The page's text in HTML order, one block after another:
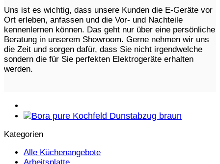
Uns ist es wichtig, dass unsere Kunden die E-Geräte vor
Ort erleben, anfassen und die Vor- und Nachteile
kennenlernen können. Das geht nur über eine persönliche
Beratung in unserem Showroom. Gerne nehmen wir uns
die Zeit und sorgen dafür, dass Sie nicht irgendwelche
sondern die für Sie perfekten Elektrogeräte erhalten
werden.
Kategorien
Alle Küchenangebote
Arbeitsplatte